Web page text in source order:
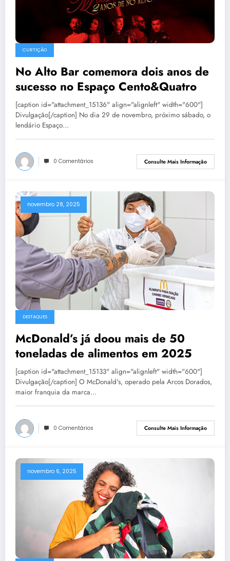
CURTIÇÃO
No Alto Bar comemora dois anos de
sucesso no Espaço Cento&Quatro
[caption id="attachment_15136" align="alignleft" width="600"]
Divulgação[/caption] No dia 29 de novembro, próximo sábado, o
lendário Espaço…
0 Comentários Consulte Mais Informação
novembro 28, 2025
DESTAQUES
McDonald’s já doou mais de 50
toneladas de alimentos em 2025
[caption id="attachment_15133" align="alignleft" width="600"]
Divulgação[/caption] O McDonald's, operado pela Arcos Dorados,
maior franquia da marca…
0 Comentários Consulte Mais Informação
novembro 6, 2025